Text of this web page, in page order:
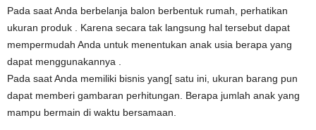
Pada saat Anda berbelanja balon berbentuk rumah, perhatikan
ukuran produk . Karena secara tak langsung hal tersebut dapat
mempermudah Anda untuk menentukan anak usia berapa yang
dapat menggunakannya .
Pada saat Anda memiliki bisnis yang[ satu ini, ukuran barang pun
dapat memberi gambaran perhitungan. Berapa jumlah anak yang
mampu bermain di waktu bersamaan.